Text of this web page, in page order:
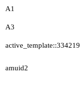
A1
A3
active_template::334219
amuid2